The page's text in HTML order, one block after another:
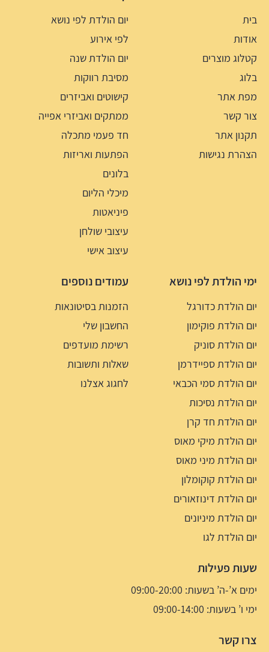
בית
אודות
קטלוג מוצרים
בלוג
מפת אתר
צור קשר
תקנון אתר
הצהרת נגישות
יום הולדת לפי נושא
לפי אירוע
יום הולדת שנה
מסיבת רווקות
קישוטים ואביזרים
ממתקים ואביזרי אפייה
חד פעמי מתכלה
הפתעות ואריזות
בלונים
מיכלי הליום
פיניאטות
עיצובי שולחן
עיצוב אישי
ימי הולדת לפי נושא
יום הולדת כדורגל
יום הולדת פוקימון
יום הולדת סוניק
יום הולדת ספיידרמן
יום הולדת סמי הכבאי
יום הולדת נסיכות
יום הולדת חד קרן
יום הולדת מיקי מאוס
יום הולדת מיני מאוס
יום הולדת קוקומלון
יום הולדת דינוזאורים
יום הולדת מיניונים
יום הולדת לגו
עמודים נוספים
הזמנות בסיטונאות
החשבון שלי
רשימת מועדפים
שאלות ותשובות
לחגוג אצלנו
שעות פעילות
ימים א’-ה’ בשעות: 09:00-20:00
ימי ו’ בשעות: 09:00-14:00
צרו קשר